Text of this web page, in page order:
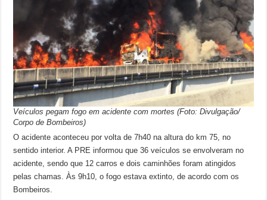
Veículos pegam fogo em acidente com mortes (Foto: Divulgação/
Corpo de Bombeiros)
O acidente aconteceu por volta de 7h40 na altura do km 75, no
sentido interior. A PRE informou que 36 veículos se envolveram no
acidente, sendo que 12 carros e dois caminhões foram atingidos
pelas chamas. Às 9h10, o fogo estava extinto, de acordo com os
Bombeiros.